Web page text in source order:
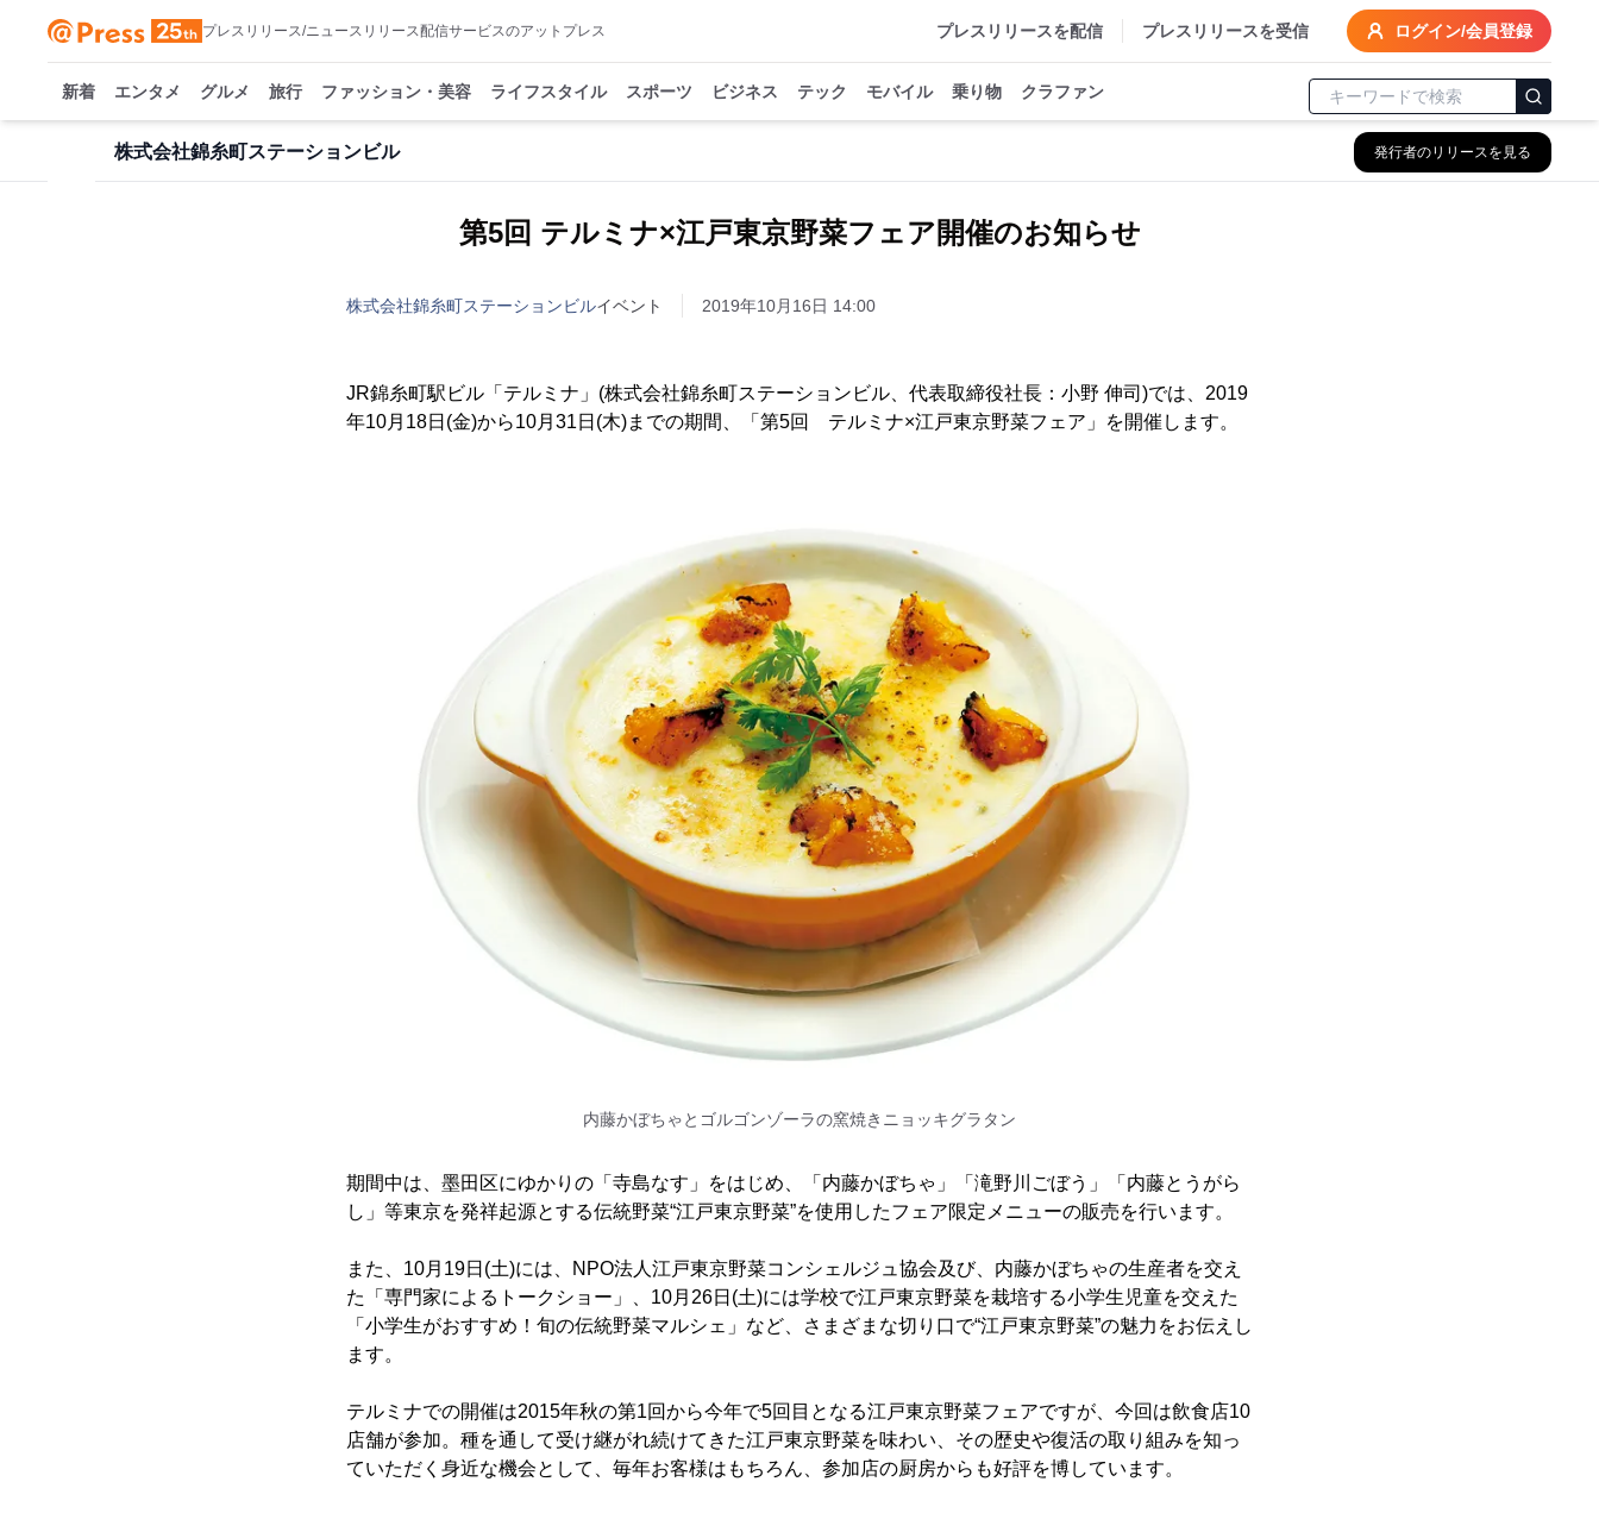
プレスリリース/ニュースリリース配信サービスのアットプレス プレスリリースを配信 プレスリリースを受信 ログイン/会員登録
新着 エンタメ グルメ 旅行 ファッション・美容 ライフスタイル スポーツ ビジネス テック モバイル 乗り物 クラファン
株式会社錦糸町ステーションビル 発行者のリリースを見る
第5回 テルミナ×江戸東京野菜フェア開催のお知らせ
株式会社錦糸町ステーションビルイベント 2019年10月16日 14:00
JR錦糸町駅ビル「テルミナ」(株式会社錦糸町ステーションビル、代表取締役社長：小野 伸司)では、2019
年10月18日(金)から10月31日(木)までの期間、「第5回 テルミナ×江戸東京野菜フェア」を開催します。
内藤かぼちゃとゴルゴンゾーラの窯焼きニョッキグラタン
期間中は、墨田区にゆかりの「寺島なす」をはじめ、「内藤かぼちゃ」「滝野川ごぼう」「内藤とうがら
し」等東京を発祥起源とする伝統野菜“江戸東京野菜”を使用したフェア限定メニューの販売を行います。
また、10月19日(土)には、NPO法人江戸東京野菜コンシェルジュ協会及び、内藤かぼちゃの生産者を交え
た「専門家によるトークショー」、10月26日(土)には学校で江戸東京野菜を栽培する小学生児童を交えた
「小学生がおすすめ！旬の伝統野菜マルシェ」など、さまざまな切り口で“江戸東京野菜”の魅力をお伝えし
ます。
テルミナでの開催は2015年秋の第1回から今年で5回目となる江戸東京野菜フェアですが、今回は飲食店10
店舗が参加。種を通して受け継がれ続けてきた江戸東京野菜を味わい、その歴史や復活の取り組みを知っ
ていただく身近な機会として、毎年お客様はもちろん、参加店の厨房からも好評を博しています。